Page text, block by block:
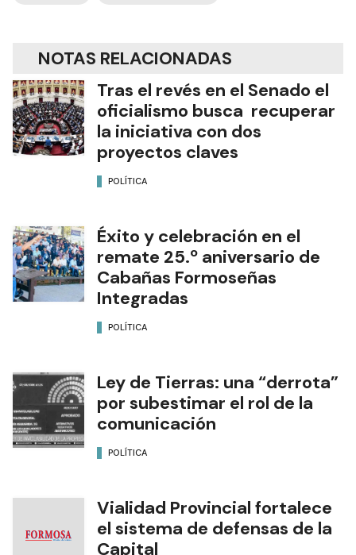
NOTAS RELACIONADAS
Tras el revés en el Senado el
oficialismo busca recuperar
la iniciativa con dos
proyectos claves
POLÍTICA
Éxito y celebración en el
remate 25.º aniversario de
Cabañas Formoseñas
Integradas
POLÍTICA
Ley de Tierras: una “derrota”
por subestimar el rol de la
comunicación
POLÍTICA
Vialidad Provincial fortalece
el sistema de defensas de la
Capital